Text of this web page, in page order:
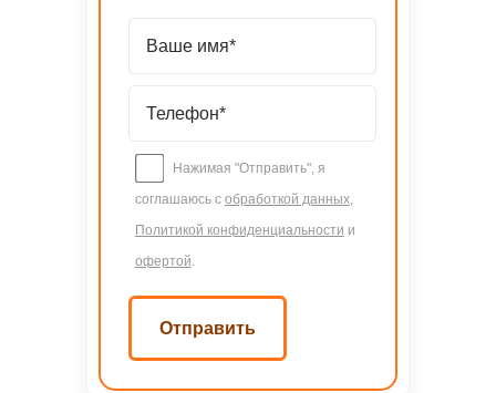
Нажимая "Отправить", я
соглашаюсь с обработкой данных,
Политикой конфиденциальности и
офертой.